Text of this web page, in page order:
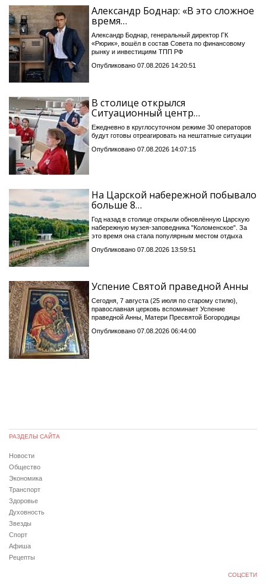
Александр Боднар: «В это сложное
время…
Александр Боднар, генеральный директор ГК
«Рюрик», вошёл в состав Совета по финансовому
рынку и инвестициям ТПП РФ
Опубликовано 07.08.2026 14:20:51
В столице открылся
Ситуационный центр…
Ежедневно в круглосуточном режиме 30 операторов
будут готовы отреагировать на нештатные ситуации
Опубликовано 07.08.2026 14:07:15
На Царской набережной побывало
больше 8…
Год назад в столице открыли обновлённую Царскую
набережную музея-заповедника "Коломенское". За
это время она стала популярным местом отдыха
Опубликовано 07.08.2026 13:59:51
Успение Святой праведной Анны
Сегодня, 7 августа (25 июля по старому стилю),
православная церковь вспоминает Успение
праведной Анны, Матери Пресвятой Богородицы
Опубликовано 07.08.2026 06:44:00
РАЗДЕЛЫ САЙТА
Новости
Общество
Экономика
Транспорт
Здоровье
Духовность
Звезды
Спорт
Афиша
Рецепты
СОЦСЕТИ